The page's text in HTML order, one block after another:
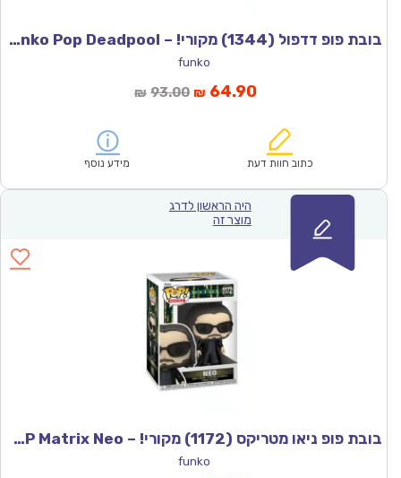
בובת פופ דדפול (1344) מקורי! – Funko Pop Deadpool
funko
₪ 93.00המחיר
₪93.00.
₪ 64.90המחיר
הוא:
כתוב חוות דעת מידע נוסף
היה הראשון לדרג
מוצר זה
בובת פופ ניאו מטריקס (1172) מקורי! – POP Matrix Neo
funko